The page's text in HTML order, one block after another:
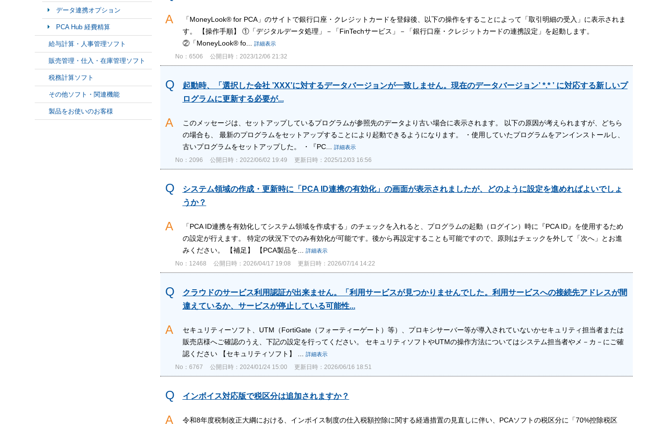
データ連携オプション
PCA Hub 経費精算
給与計算・人事管理ソフト
販売管理・仕入・在庫管理ソフト
税務計算ソフト
その他ソフト・関連機能
製品をお使いのお客様
「MoneyLook® for PCA」のサイトで銀行口座・クレジットカードを登録後、以下の操作をすることによって「取引明細の受入」に表示されま
す。 【操作手順】 ①「デジタルデータ処理」－「FinTechサービス」－「銀行口座・クレジットカードの連携設定」を起動します。
②「MoneyLook® fo...
詳細表示
No：6506 公開日時：2023/12/06 21:32
起動時、「選択した会社 ’XXX’に対するデータバージョンが一致しません。現在のデータバージョン’ *.* ’ に対応する新しいプ
ログラムに更新する必要が...
このメッセージは、セットアップしているプログラムが参照先のデータより古い場合に表示されます。 以下の原因が考えられますが、どちら
の場合も、 最新のプログラムをセットアップすることにより起動できるようになります。 ・使用していたプログラムをアンインストールし、
古いプログラムをセットアップした。 ・『PC...
詳細表示
No：2096 公開日時：2022/06/02 19:49 更新日時：2025/12/03 16:56
システム領域の作成・更新時に「PCA ID連携の有効化」の画面が表示されましたが、どのように設定を進めればよいでしょ
うか？
「PCA ID連携を有効化してシステム領域を作成する」のチェックを入れると、プログラムの起動（ログイン）時に『PCA ID』を使用するため
の設定が行えます。 特定の状況下でのみ有効化が可能です。後から再設定することも可能ですので、原則はチェックを外して「次へ」とお進
みください。 【補足】 【PCA製品を...
詳細表示
No：12468 公開日時：2026/04/17 19:08 更新日時：2026/07/14 14:22
クラウドのサービス利用認証が出来ません。「利用サービスが見つかりませんでした。利用サービスへの接続先アドレスが間
違えているか、サービスが停止している可能性...
セキュリティーソフト、UTM（FortiGate（フォーティーゲート）等）、プロキシサーバー等が導入されていないかセキュリティ担当者または
販売店様へご確認のうえ、下記の設定を行ってください。 セキュリティソフトやUTMの操作方法についてはシステム担当者やメ－カ－にご確
認ください 【セキュリティソフト】 ...
詳細表示
No：6767 公開日時：2024/01/24 15:00 更新日時：2026/06/16 18:51
インボイス対応版で税区分は追加されますか？
令和8年度税制改正大綱における、インボイス制度の仕入税額控除に関する経過措置の見直しに伴い、PCAソフトの税区分に「70%控除税区